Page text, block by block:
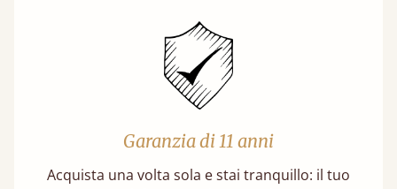
Garanzia di 11 anni
Acquista una volta sola e stai tranquillo: il tuo